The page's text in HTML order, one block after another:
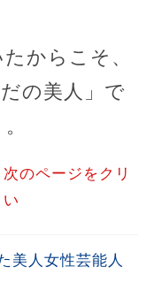
からこそ、
の美人」で
のページをクリ
美人女性芸能人